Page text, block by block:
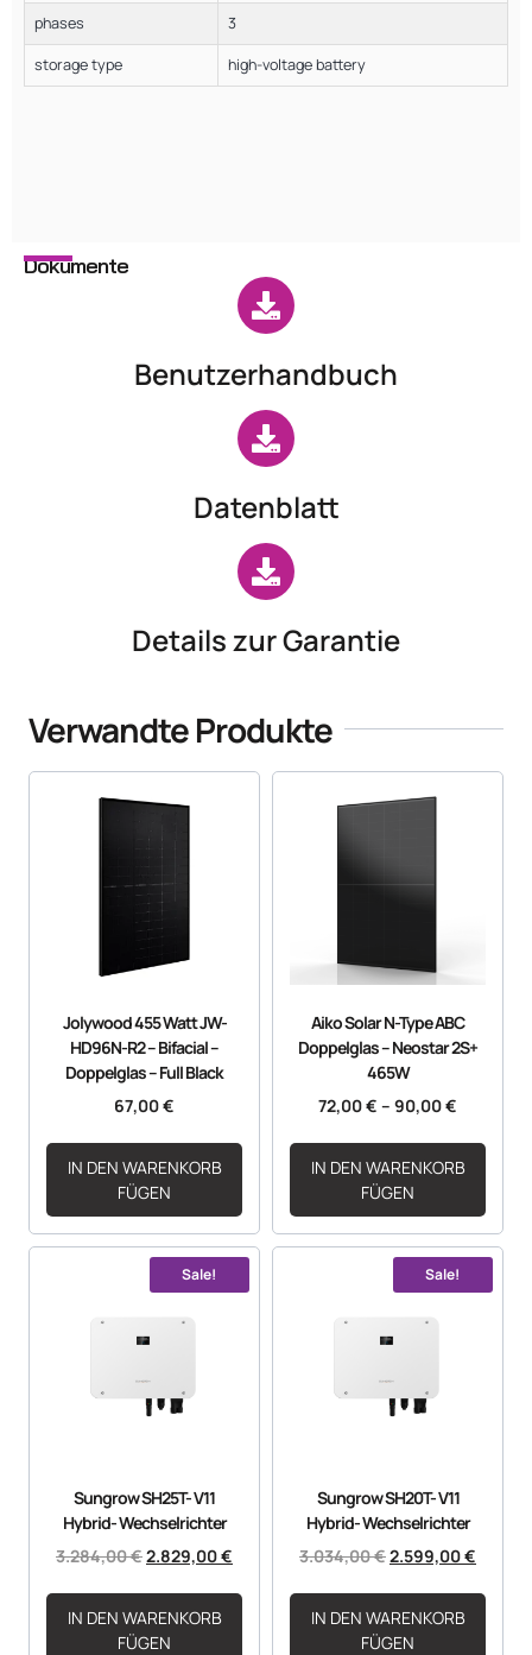
phases 3
storage type high-voltage battery
Dokumente
Benutzerhandbuch
Datenblatt
Details zur Garantie
Verwandte Produkte
Jolywood 455 Watt JW-
HD96N-R2 – Bifacial –
Doppelglas – Full Black
67,00€
IN DEN WARENKORB
FÜGEN
Aiko Solar N-Type ABC
Doppelglas – Neostar 2S+
465W
72,00€ – 90,00€
IN DEN WARENKORB
FÜGEN
Sale!
Sungrow SH25T- V11
Hybrid- Wechselrichter
3.284,00€2.829,00€
IN DEN WARENKORB
FÜGEN
Sale!
Sungrow SH20T- V11
Hybrid- Wechselrichter
3.034,00€2.599,00€
IN DEN WARENKORB
FÜGEN